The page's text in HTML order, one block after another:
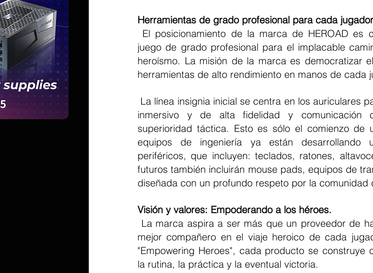
Herramientas de grado profesional para cada
juego de grado profesional para el implacable
heroísmo. La misión de la marca es democratizar
herramientas de alto rendimiento en manos de cada
inmersivo y de alta fidelidad y comunicación
superioridad táctica. Esto es sólo el comienzo de
equipos de ingeniería ya están desarrollando
periféricos, que incluyen: teclados, ratones,
futuros también incluirán mouse pads, equipos de
diseñada con un profundo respeto por la comunidad
Visión y valores: Empoderando a los héroes.
mejor compañero en el viaje heroico de cada
"Empowering Heroes", cada producto se construye
la rutina, la práctica y la eventual victoria.